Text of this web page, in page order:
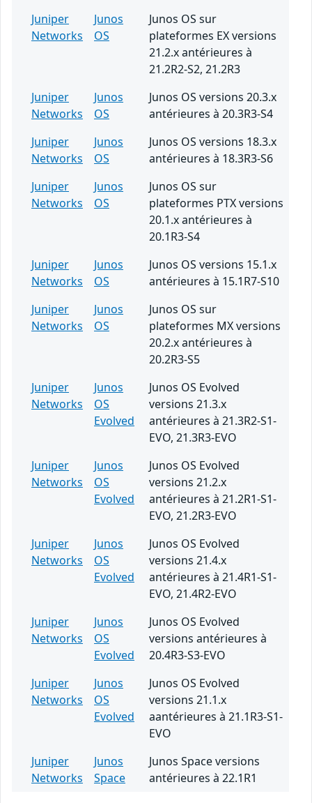
Juniper
Networks
Junos
OS
Junos OS sur
plateformes EX versions
21.2.x antérieures à
21.2R2-S2, 21.2R3
Juniper
Networks
Junos
OS
Junos OS versions 20.3.x
antérieures à 20.3R3-S4
Juniper
Networks
Junos
OS
Junos OS versions 18.3.x
antérieures à 18.3R3-S6
Juniper
Networks
Junos
OS
Junos OS sur
plateformes PTX versions
20.1.x antérieures à
20.1R3-S4
Juniper
Networks
Junos
OS
Junos OS versions 15.1.x
antérieures à 15.1R7-S10
Juniper
Networks
Junos
OS
Junos OS sur
plateformes MX versions
20.2.x antérieures à
20.2R3-S5
Juniper
Networks
Junos
OS
Evolved
Junos OS Evolved
versions 21.3.x
antérieures à 21.3R2-S1-
EVO, 21.3R3-EVO
Juniper
Networks
Junos
OS
Evolved
Junos OS Evolved
versions 21.2.x
antérieures à 21.2R1-S1-
EVO, 21.2R3-EVO
Juniper
Networks
Junos
OS
Evolved
Junos OS Evolved
versions 21.4.x
antérieures à 21.4R1-S1-
EVO, 21.4R2-EVO
Juniper
Networks
Junos
OS
Evolved
Junos OS Evolved
versions antérieures à
20.4R3-S3-EVO
Juniper
Networks
Junos
OS
Evolved
Junos OS Evolved
versions 21.1.x
aantérieures à 21.1R3-S1-
EVO
Juniper
Networks
Junos
Space
Junos Space versions
antérieures à 22.1R1